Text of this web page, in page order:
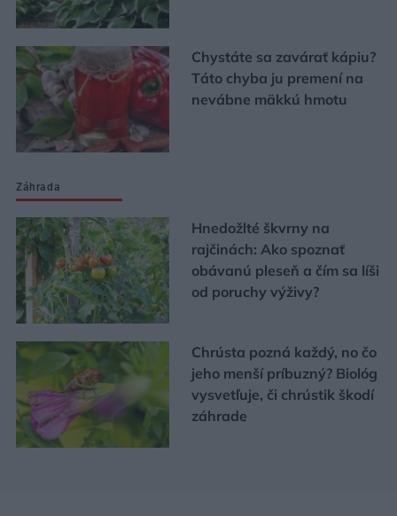
Chystáte sa zavárať kápiu?
Táto chyba ju premení na
nevábne mäkkú hmotu
Záhrada
Hnedožlté škvrny na
rajčinách: Ako spoznať
obávanú pleseň a čím sa líši
od poruchy výživy?
Chrústa pozná každý, no čo
jeho menší príbuzný? Biológ
vysvetľuje, či chrústik škodí
záhrade